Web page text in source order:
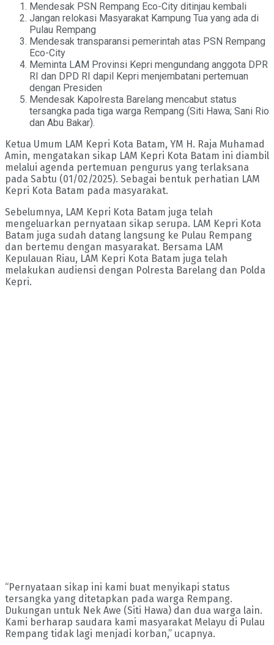
Mendesak PSN Rempang Eco-City ditinjau kembali
Jangan relokasi Masyarakat Kampung Tua yang ada di
Pulau Rempang
Mendesak transparansi pemerintah atas PSN Rempang
Eco-City
Meminta LAM Provinsi Kepri mengundang anggota DPR
RI dan DPD RI dapil Kepri menjembatani pertemuan
dengan Presiden
Mendesak Kapolresta Barelang mencabut status
tersangka pada tiga warga Rempang (Siti Hawa; Sani Rio
dan Abu Bakar).
Ketua Umum LAM Kepri Kota Batam, YM H. Raja Muhamad
Amin, mengatakan sikap LAM Kepri Kota Batam ini diambil
melalui agenda pertemuan pengurus yang terlaksana
pada Sabtu (01/02/2025). Sebagai bentuk perhatian LAM
Kepri Kota Batam pada masyarakat.
Sebelumnya, LAM Kepri Kota Batam juga telah
mengeluarkan pernyataan sikap serupa. LAM Kepri Kota
Batam juga sudah datang langsung ke Pulau Rempang
dan bertemu dengan masyarakat. Bersama LAM
Kepulauan Riau, LAM Kepri Kota Batam juga telah
melakukan audiensi dengan Polresta Barelang dan Polda
Kepri.
“Pernyataan sikap ini kami buat menyikapi status
tersangka yang ditetapkan pada warga Rempang.
Dukungan untuk Nek Awe (Siti Hawa) dan dua warga lain.
Kami berharap saudara kami masyarakat Melayu di Pulau
Rempang tidak lagi menjadi korban,” ucapnya.